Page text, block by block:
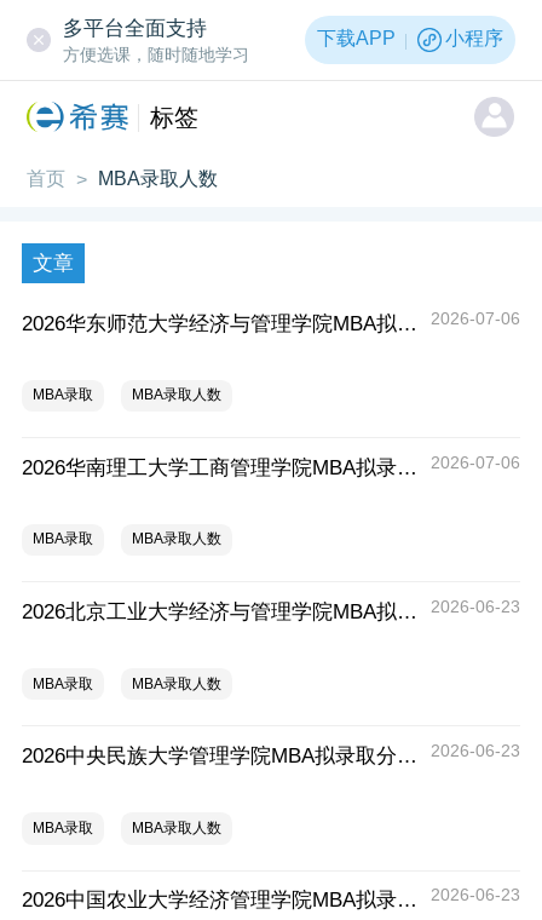
多平台全面支持
方便选课，随时随地学习
下载APP 小程序
标签
首页 > MBA录取人数
文章
2026华东师范大学经济与管理学院MBA拟录取分析解读 2026-07-06
MBA录取 MBA录取人数
2026华南理工大学工商管理学院MBA拟录取分析解读 2026-07-06
MBA录取 MBA录取人数
2026北京工业大学经济与管理学院MBA拟录取分析解读 2026-06-23
MBA录取 MBA录取人数
2026中央民族大学管理学院MBA拟录取分析解读 2026-06-23
MBA录取 MBA录取人数
2026中国农业大学经济管理学院MBA拟录取分析解读 2026-06-23